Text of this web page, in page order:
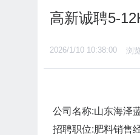
高新诚聘5-
2026/1/10 10:38:00 浏
公司名称:山东海泽
招聘职位:肥料销售